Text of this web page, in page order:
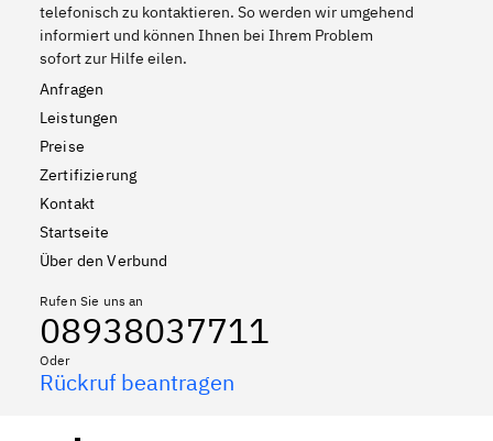
telefonisch zu kontaktieren. So werden wir umgehend
informiert und können Ihnen bei Ihrem Problem
sofort zur Hilfe eilen.
Anfragen
Leistungen
Preise
Zertifizierung
Kontakt
Startseite
Über den Verbund
Rufen Sie uns an
08938037711
Oder
Rückruf beantragen